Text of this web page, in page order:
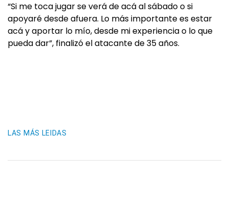
“Si me toca jugar se verá de acá al sábado o si
apoyaré desde afuera. Lo más importante es estar
acá y aportar lo mío, desde mi experiencia o lo que
pueda dar”, finalizó el atacante de 35 años.
LAS MÁS LEIDAS